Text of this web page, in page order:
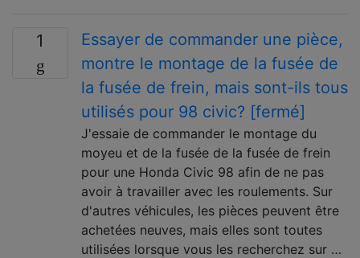
1
Essayer de commander une pièce,
montre le montage de la fusée de
la fusée de frein, mais sont-ils tous
utilisés pour 98 civic? [fermé]
J'essaie de commander le montage du
moyeu et de la fusée de la fusée de frein
pour une Honda Civic 98 afin de ne pas
avoir à travailler avec les roulements. Sur
d'autres véhicules, les pièces peuvent être
achetées neuves, mais elles sont toutes
utilisées lorsque vous les recherchez sur …